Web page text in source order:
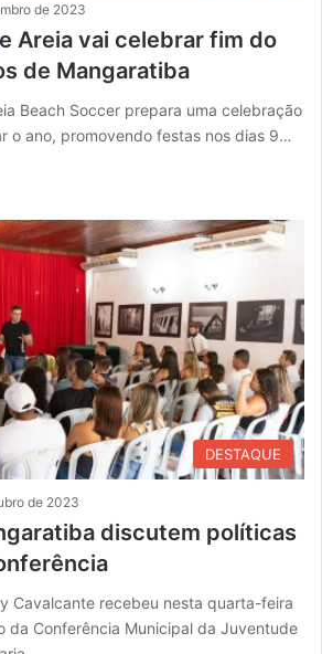
de 2023
Areia vai celebrar fim do
de Mangaratiba
Beach Soccer prepara uma celebração
o ano, promovendo festas nos dias 9…
DESTAQUE
de 2023
discutem políticas
Cavalcante recebeu nesta quarta-feira
da Conferência Municipal da Juventude